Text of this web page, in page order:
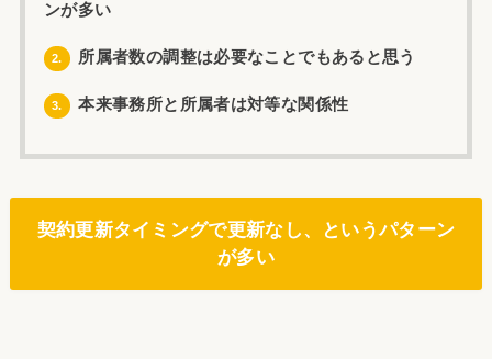
ンが多い
2. 所属者数の調整は必要なことでもあると思う
3. 本来事務所と所属者は対等な関係性
契約更新タイミングで更新なし、というパターン
が多い